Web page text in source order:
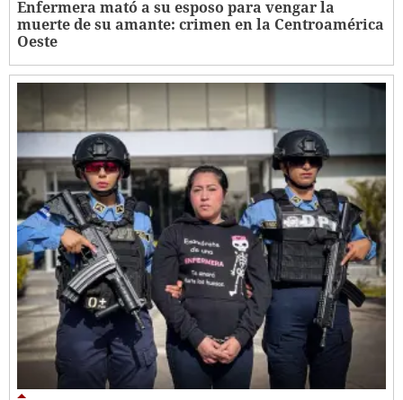
Enfermera mató a su esposo para vengar la
muerte de su amante: crimen en la Centroamérica
Oeste